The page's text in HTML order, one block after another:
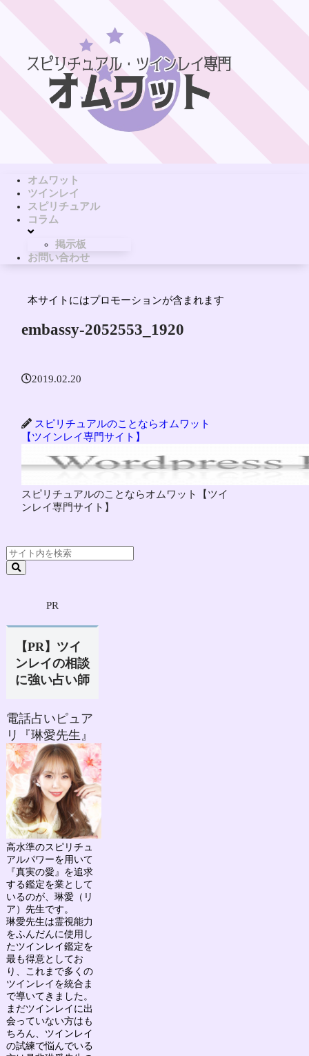
オムワット
ツインレイ
スピリチュアル
コラム
掲示板
お問い合わせ
本サイトにはプロモーションが含まれます
embassy-2052553_1920
2019.02.20
スピリチュアルのことならオムワット
【ツインレイ専門サイト】
スピリチュアルのことならオムワット【ツイ
ンレイ専門サイト】
PR
【PR】ツイ
ンレイの相談
に強い占い師
電話占いピュア
リ『琳愛先生』
高水準のスピリチュ
アルパワーを用いて
『真実の愛』を追求
する鑑定を業として
いるのが、 琳愛（リ
ア）先生です。
琳愛先生は霊視能力
をふんだんに使用し
たツインレイ鑑定を
最も得意としてお
り、
これまで多くの
ツインレイを統合ま
で導いてきました。
まだツインレイに出
会っていない方はも
ちろん、ツインレイ
の試練で悩んでいる